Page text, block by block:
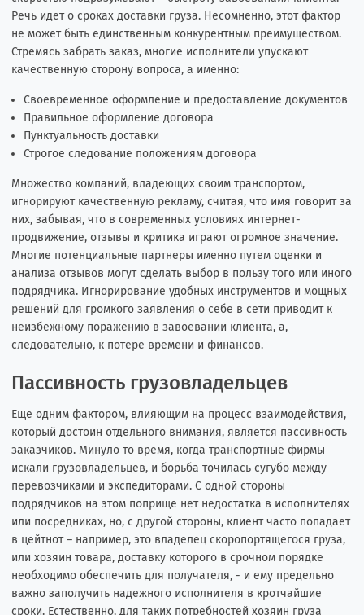
Речь идет о сроках доставки груза. Несомненно, этот фактор
не может быть единственным конкурентным преимуществом.
Стремясь забрать заказ, многие исполнители упускают
качественную сторону вопроса, а именно:
Своевременное оформление и предоставление документов
Правильное оформление договора
Пунктуальность доставки
Строгое следование положениям договора
Множество компаний, владеющих своим транспортом,
игнорируют качественную рекламу, считая, что имя говорит за
них, забывая, что в современных условиях интернет-
продвижение, отзывы и критика играют огромное значение.
Многие потенциальные партнеры именно путем оценки и
анализа отзывов могут сделать выбор в пользу того или иного
подрядчика. Игнорирование удобных инструментов и мощных
решений для громкого заявления о себе в сети приводит к
неизбежному поражению в завоевании клиента, а,
следовательно, к потере времени и финансов.
Пассивность грузовладельцев
Еще одним фактором, влияющим на процесс взаимодействия,
который достоин отдельного внимания, является пассивность
заказчиков. Минуло то время, когда транспортные фирмы
искали грузовладельцев, и борьба точилась сугубо между
перевозчиками и экспедиторами. С одной стороны
подрядчиков на этом поприще нет недостатка в исполнителях
или посредниках, но, с другой стороны, клиент часто попадает
в цейтнот – например, это владелец скоропортящегося груза,
или хозяин товара, доставку которого в срочном порядке
необходимо обеспечить для получателя, - и ему предельно
важно заполучить надежного исполнителя в кротчайшие
сроки. Естественно, для таких потребностей хозяин груза